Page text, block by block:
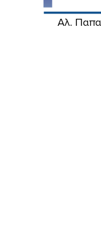
Αλ.